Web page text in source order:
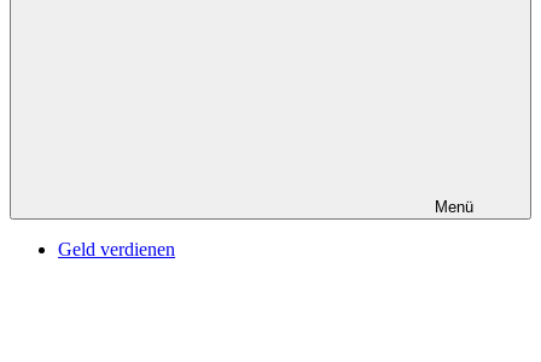
Menü
Geld verdienen